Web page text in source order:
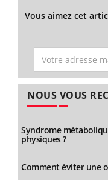
Vous aimez cet
NOUS VOUS
Syndrome
physiques ?
Comment éviter une